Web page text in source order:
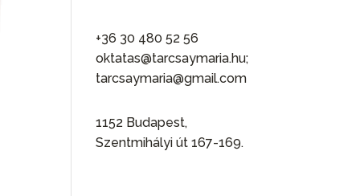
+36 30 480 52 56
oktatas@tarcsaymaria.hu;
tarcsaymaria@gmail.com
1152 Budapest,
Szentmihályi út 167-169.